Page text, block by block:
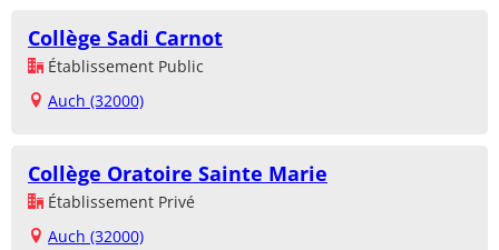
Collège Sadi Carnot
Établissement Public
Auch (32000)
Collège Oratoire Sainte Marie
Établissement Privé
Auch (32000)